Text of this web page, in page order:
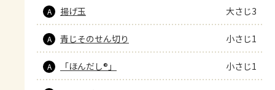
A 揚げ玉 大さじ3
A 青じそのせん切り 小さじ1
A 「ほんだし®」 小さじ1